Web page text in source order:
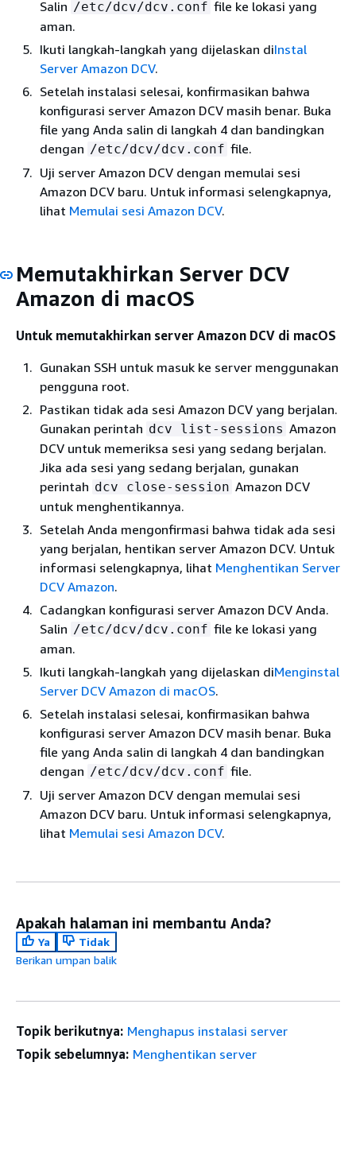
Salin /etc/dcv/dcv.conf file ke lokasi yang
aman.
Ikuti langkah-langkah yang dijelaskan diInstal
Server Amazon DCV.
Setelah instalasi selesai, konfirmasikan bahwa
konfigurasi server Amazon DCV masih benar. Buka
file yang Anda salin di langkah 4 dan bandingkan
dengan /etc/dcv/dcv.conf file.
Uji server Amazon DCV dengan memulai sesi
Amazon DCV baru. Untuk informasi selengkapnya,
lihat Memulai sesi Amazon DCV.
Memutakhirkan Server DCV
Amazon di macOS
Untuk memutakhirkan server Amazon DCV di macOS
Gunakan SSH untuk masuk ke server menggunakan
pengguna root.
Pastikan tidak ada sesi Amazon DCV yang berjalan.
Gunakan perintah dcv list-sessions Amazon
DCV untuk memeriksa sesi yang sedang berjalan.
Jika ada sesi yang sedang berjalan, gunakan
perintah dcv close-session Amazon DCV
untuk menghentikannya.
Setelah Anda mengonfirmasi bahwa tidak ada sesi
yang berjalan, hentikan server Amazon DCV. Untuk
informasi selengkapnya, lihat Menghentikan Server
DCV Amazon.
Cadangkan konfigurasi server Amazon DCV Anda.
Salin /etc/dcv/dcv.conf file ke lokasi yang
aman.
Ikuti langkah-langkah yang dijelaskan diMenginstal
Server DCV Amazon di macOS.
Setelah instalasi selesai, konfirmasikan bahwa
konfigurasi server Amazon DCV masih benar. Buka
file yang Anda salin di langkah 4 dan bandingkan
dengan /etc/dcv/dcv.conf file.
Uji server Amazon DCV dengan memulai sesi
Amazon DCV baru. Untuk informasi selengkapnya,
lihat Memulai sesi Amazon DCV.
Apakah halaman ini membantu Anda?
Ya
Tidak
Berikan umpan balik
Topik berikutnya: Menghapus instalasi server
Topik sebelumnya: Menghentikan server